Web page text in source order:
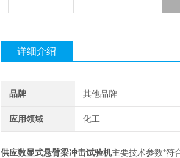
详细介绍
品牌 其他品牌
应用领域 化工
供应数显式悬臂梁冲击试验机主要技术参数*符